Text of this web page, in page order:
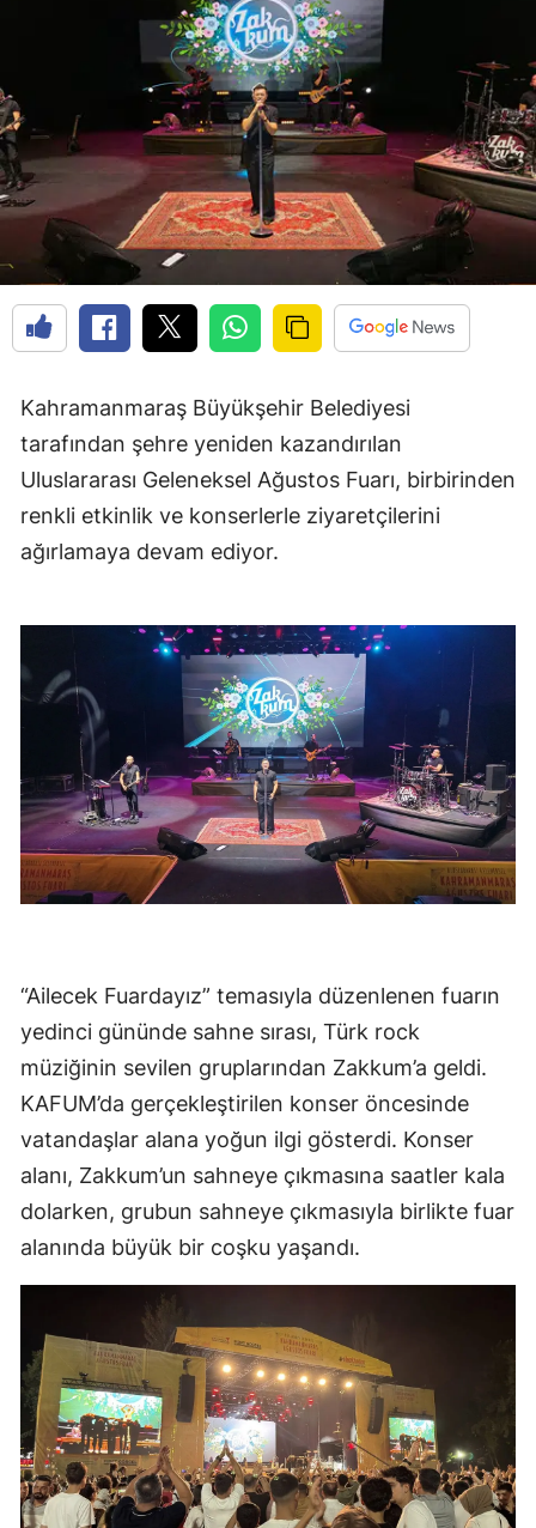
Kahramanmaraş Büyükşehir Belediyesi
tarafından şehre yeniden kazandırılan
Uluslararası Geleneksel Ağustos Fuarı, birbirinden
renkli etkinlik ve konserlerle ziyaretçilerini
ağırlamaya devam ediyor.
“Ailecek Fuardayız” temasıyla düzenlenen fuarın
yedinci gününde sahne sırası, Türk rock
müziğinin sevilen gruplarından Zakkum’a geldi.
KAFUM’da gerçekleştirilen konser öncesinde
vatandaşlar alana yoğun ilgi gösterdi. Konser
alanı, Zakkum’un sahneye çıkmasına saatler kala
dolarken, grubun sahneye çıkmasıyla birlikte fuar
alanında büyük bir coşku yaşandı.